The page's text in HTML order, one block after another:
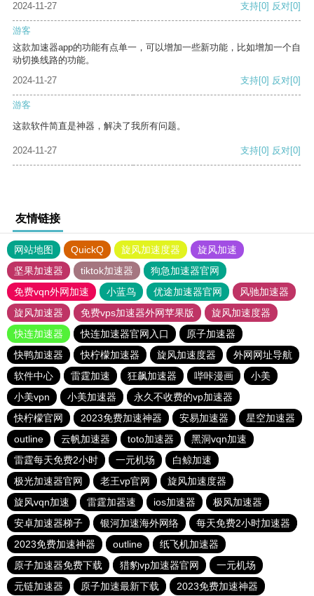
2024-11-27 支持[0] 反对[0]
游客
这款加速器app的功能有点单一，可以增加一些新功能，比如增加一个自
动切换线路的功能。
2024-11-27
支持[0] 反对[0]
游客
这款软件简直是神器，解决了我所有问题。
2024-11-27 支持[0] 反对[0]
友情链接
网站地图 QuickQ 旋风加速度器
旋风加速
坚果加速器
tiktok加速器
狗急加速器官网
免费vqn外网加速
小蓝鸟 优途加速器官网
风驰加速器
旋风加速器
免费vps加速器外网苹果版
旋风加速度器
快连加速器
快连加速器官网入口
原子加速器
快鸭加速器
快柠檬加速器 旋风加速度器
外网网址导航
软件中心
雷霆加速 狂飙加速器 哔咔漫画
小美
小美vpn
小美加速器
永久不收费的vp加速器
快柠檬官网
2023免费加速神器 安易加速器
星空加速器
outline
云帆加速器 toto加速器
黑洞vqn加速
雷霆每天免费2小时
一元机场
白鲸加速
极光加速器官网
老王vp官网
旋风加速度器
旋风vqn加速
雷霆加器速 ios加速器
极风加速器
安卓加速器梯子
银河加速海外网络
每天免费2小时加速器
2023免费加速神器
outline
纸飞机加速器
原子加速器免费下载
猎豹vp加速器官网
一元机场
元链加速器
原子加速最新下载 2023免费加速神器